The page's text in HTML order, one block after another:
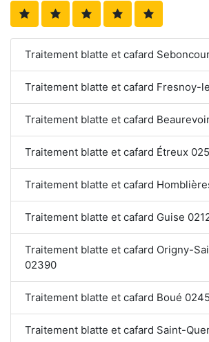
Traitement blatte et cafard
Traitement blatte et cafard Fresnoy-
Traitement blatte et cafard
Traitement blatte et cafard Étreux
Traitement blatte et cafard
Traitement blatte et cafard Guise
Traitement blatte et cafard Origny-
02390
Traitement blatte et cafard Boué
Traitement blatte et cafard Saint-